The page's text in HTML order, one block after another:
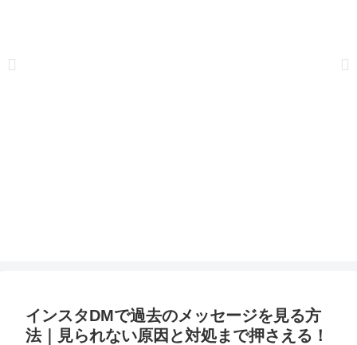
インスタDMで過去のメッセージを見る方
法｜見られない原因と対処まで押さえる！